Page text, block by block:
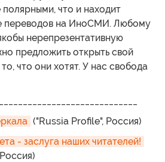
полярными, что и находит
переводов на ИноСМИ. Любому
нерепрезентативную
предложить открыть свой
что они хотят. У нас свобода
("Russia Profile", Россия)
- заслуга наших читателей!